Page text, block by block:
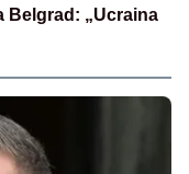
Belgrad: „Ucraina